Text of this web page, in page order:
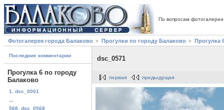
По вопросам
Фотогалерея города Балаково Прогулки по городу Балаково Прогулка
Последние комментарии
Прогулка 6 по городу
Балаково
1. dsc_0001
568. dsc_0568
dsc_0571
первая предыдущая